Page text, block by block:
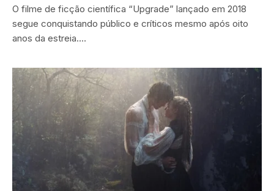
O filme de ficção científica “Upgrade” lançado em 2018
segue conquistando público e críticos mesmo após oito
anos da estreia.…